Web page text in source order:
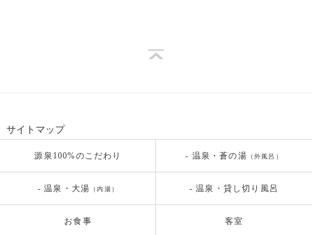
サイトマップ
源泉100%のこだわり - 温泉・蒼の湯 （外風呂）
- 温泉・大湯 （内湯） - 温泉・貸し切り風呂
お食事 客室